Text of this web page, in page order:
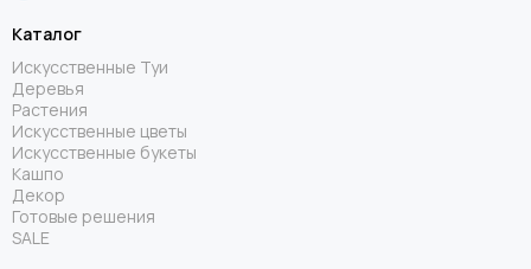
Каталог
Искусственные Туи
Деревья
Растения
Искусственные цветы
Искусственные букеты
Кашпо
Декор
Готовые решения
SALE